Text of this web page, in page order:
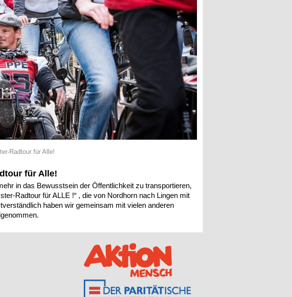
Radtour für Alle!
für Alle!
in das Bewusstsein der Öffentlichkeit zu transportieren,
Radtour für ALLE !“ , die von Nordhorn nach Lingen mit
haben wir gemeinsam mit vielen anderen